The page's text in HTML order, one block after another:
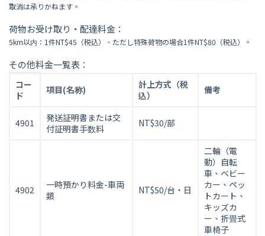
取消は承りかねます。
荷物お受け取り・配達料金：
5km以内：1件NT$45（税込）、ただし特殊荷物の場合1件NT$80（税込）。
その他料金一覧表：
そ
の
料
コー
ド
項目(名称)
計上方式（税
込）
備考
4901
発送証明書または交
付証明書手数料
NT$30/部
4902
一時預かり料金-車両
類
NT$50/台・日
二輪（電
動）自転
車、ベビー
カー、ペッ
トカート、
キッズカ
ー、折畳式
車椅子